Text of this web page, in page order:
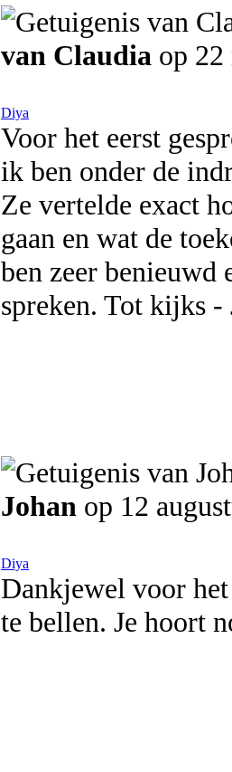
van Claudia op 22
Diya
Voor het eerst
ik ben onder de
Ze vertelde exact
gaan en wat de
ben zeer
spreken. Tot kijks -
Johan op 12
Diya
Dankjewel voor
te bellen. Je hoort